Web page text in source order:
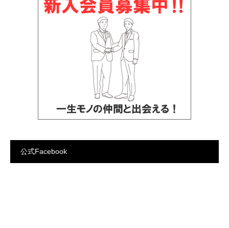
公式Facebook